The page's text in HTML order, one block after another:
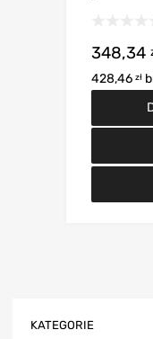
348,34
428,46 zł
KATEGORIE